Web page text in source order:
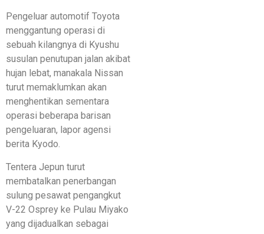
Pengeluar automotif Toyota
menggantung operasi di
sebuah kilangnya di Kyushu
susulan penutupan jalan akibat
hujan lebat, manakala Nissan
turut memaklumkan akan
menghentikan sementara
operasi beberapa barisan
pengeluaran, lapor agensi
berita Kyodo.
Tentera Jepun turut
membatalkan penerbangan
sulung pesawat pengangkut
V-22 Osprey ke Pulau Miyako
yang dijadualkan sebagai